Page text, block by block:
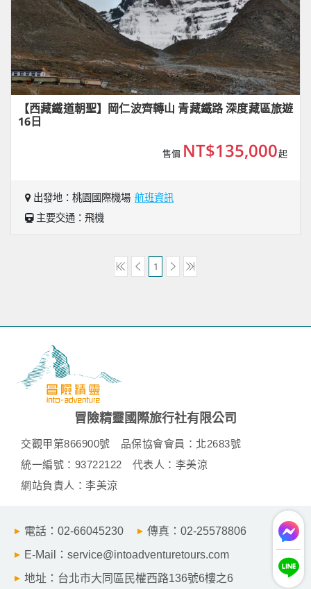
【西藏鐵道朝聖】岡仁波齊轉山 青藏鐵路 深度藏區旅遊
16日
售價 NT$135,000起
出發地：桃園國際機場 航班資訊
主要交通：飛機
1
冒險精靈國際旅行社有限公司
交觀甲第866900號
品保協會會員：北2683號
統一編號：93722122
代表人：李美涼
網站負責人：李美涼
電話：02-66045230
傳真：02-25578806
E-Mail：service@intoadventuretours.com
地址：台北市大同區民權西路136號6樓之6